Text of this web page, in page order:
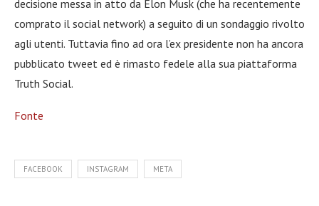
decisione messa in atto da Elon Musk (che ha recentemente
comprato il social network) a seguito di un sondaggio rivolto
agli utenti. Tuttavia fino ad ora l’ex presidente non ha ancora
pubblicato tweet ed è rimasto fedele alla sua piattaforma
Truth Social.
Fonte
FACEBOOK INSTAGRAM META